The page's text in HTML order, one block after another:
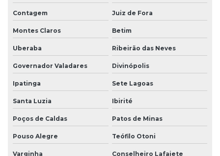
Contagem Juiz de Fora
Montes Claros Betim
Uberaba Ribeirão das Neves
Governador Valadares Divinópolis
Ipatinga Sete Lagoas
Santa Luzia Ibirité
Poços de Caldas Patos de Minas
Pouso Alegre Teófilo Otoni
Varginha Conselheiro Lafaiete